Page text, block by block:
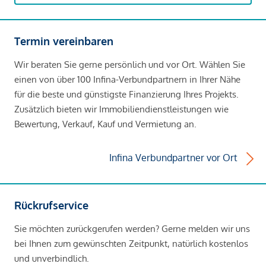
Termin vereinbaren
Wir beraten Sie gerne persönlich und vor Ort. Wählen Sie
einen von über 100 Infina-Verbundpartnern in Ihrer Nähe
für die beste und günstigste Finanzierung Ihres Projekts.
Zusätzlich bieten wir Immobiliendienstleistungen wie
Bewertung, Verkauf, Kauf und Vermietung an.
Infina Verbundpartner vor Ort
Rückrufservice
Sie möchten zurückgerufen werden? Gerne melden wir uns
bei Ihnen zum gewünschten Zeitpunkt, natürlich kostenlos
und unverbindlich.